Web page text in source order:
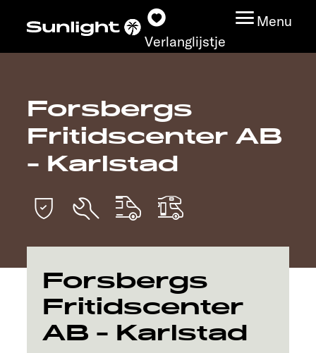
Verlanglijstje
Menu
Modeloverzicht
Configurator
Vind jouw Sunlight
Ontdek
Service
Forsbergs
Fritidscenter AB
- Karlstad
Forsbergs
Fritidscenter
AB - Karlstad